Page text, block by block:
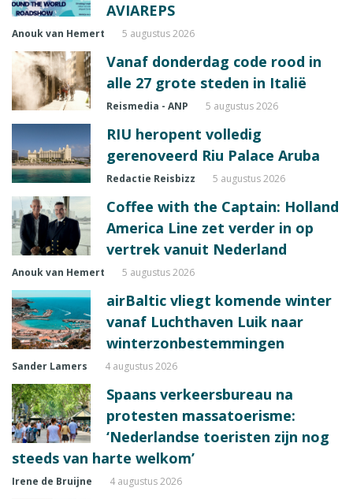
AVIAREPS
Anouk van Hemert 5 augustus 2026
Vanaf donderdag code rood in
alle 27 grote steden in Italië
Reismedia - ANP 5 augustus 2026
RIU heropent volledig
gerenoveerd Riu Palace Aruba
Redactie Reisbizz 5 augustus 2026
Coffee with the Captain: Holland
America Line zet verder in op
vertrek vanuit Nederland
Anouk van Hemert 5 augustus 2026
airBaltic vliegt komende winter
vanaf Luchthaven Luik naar
winterzonbestemmingen
Sander Lamers 4 augustus 2026
Spaans verkeersbureau na
protesten massatoerisme:
‘Nederlandse toeristen zijn nog
steeds van harte welkom’
Irene de Bruijne 4 augustus 2026